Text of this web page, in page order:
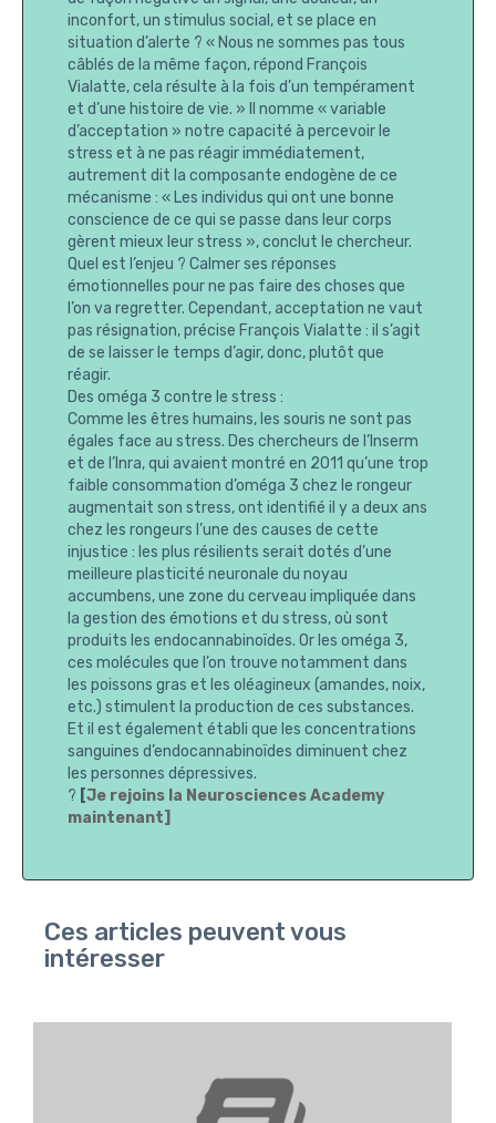
inconfort, un stimulus social, et se place en
situation d’alerte ? « Nous ne sommes pas tous
câblés de la même façon, répond François
Vialatte, cela résulte à la fois d’un tempérament
et d’une histoire de vie. » Il nomme « variable
d’acceptation » notre capacité à percevoir le
stress et à ne pas réagir immédiatement,
autrement dit la composante endogène de ce
mécanisme : « Les individus qui ont une bonne
conscience de ce qui se passe dans leur corps
gèrent mieux leur stress », conclut le chercheur.
Quel est l’enjeu ? Calmer ses réponses
émotionnelles pour ne pas faire des choses que
l’on va regretter. Cependant, acceptation ne vaut
pas résignation, précise François Vialatte : il s’agit
de se laisser le temps d’agir, donc, plutôt que
réagir.
Des oméga 3 contre le stress :
Comme les êtres humains, les souris ne sont pas
égales face au stress. Des chercheurs de l’Inserm
et de l’Inra, qui avaient montré en 2011 qu’une trop
faible consommation d’oméga 3 chez le rongeur
augmentait son stress, ont identifié il y a deux ans
chez les rongeurs l’une des causes de cette
injustice : les plus résilients serait dotés d’une
meilleure plasticité neuronale du noyau
accumbens, une zone du cerveau impliquée dans
la gestion des émotions et du stress, où sont
produits les endocannabinoïdes. Or les oméga 3,
ces molécules que l’on trouve notamment dans
les poissons gras et les oléagineux (amandes, noix,
etc.) stimulent la production de ces substances.
Et il est également établi que les concentrations
sanguines d’endocannabinoïdes diminuent chez
les personnes dépressives.
? [Je rejoins la Neurosciences Academy
maintenant]
Ces articles peuvent vous
intéresser